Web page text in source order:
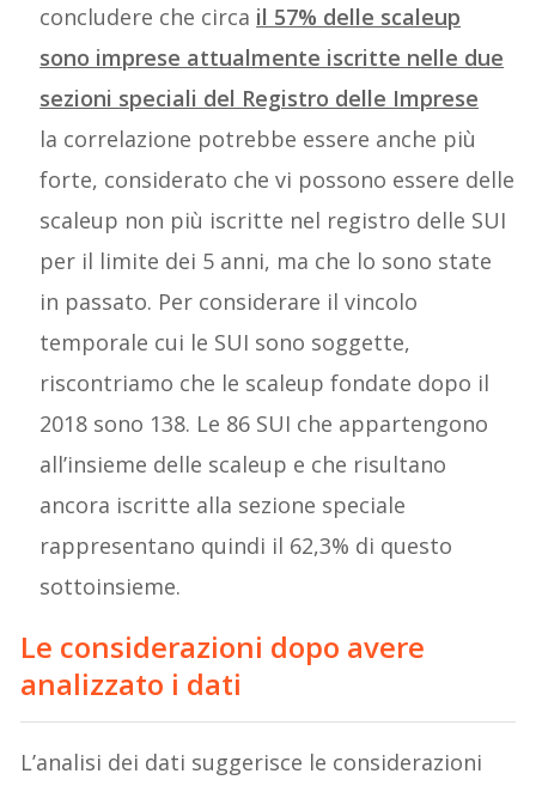
concludere che circa il 57% delle scaleup
sono imprese attualmente iscritte nelle due
sezioni speciali del Registro delle Imprese
la correlazione potrebbe essere anche più
forte, considerato che vi possono essere delle
scaleup non più iscritte nel registro delle SUI
per il limite dei 5 anni, ma che lo sono state
in passato. Per considerare il vincolo
temporale cui le SUI sono soggette,
riscontriamo che le scaleup fondate dopo il
2018 sono 138. Le 86 SUI che appartengono
all’insieme delle scaleup e che risultano
ancora iscritte alla sezione speciale
rappresentano quindi il 62,3% di questo
sottoinsieme.
Le considerazioni dopo avere
analizzato i dati
L’analisi dei dati suggerisce le considerazioni